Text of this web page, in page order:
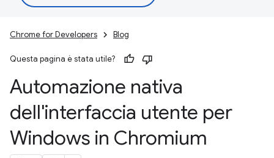
Chrome for Developers Blog
Questa pagina è stata utile?
Automazione nativa
dell'interfaccia utente per
Windows in Chromium